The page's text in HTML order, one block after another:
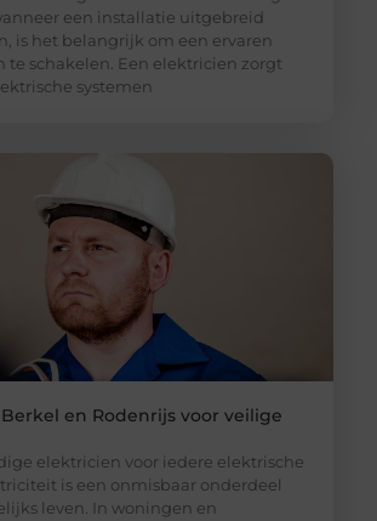
een installatie uitgebreid
is het belangrijk om een ervaren
te schakelen. Een elektricien zorgt
systemen
en Rodenrijs voor veilige
elektricien voor iedere elektrische
is een onmisbaar onderdeel
leven. In woningen en